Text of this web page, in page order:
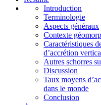
Introduction
Terminologie
Aspects généraux
Contexte
Caractéristiques
d’accrétion
Autres schorres
Discussion
Taux moyens
dans le monde
Conclusion